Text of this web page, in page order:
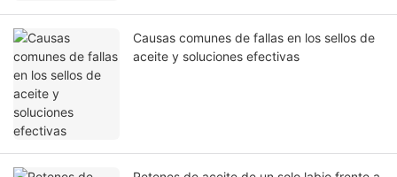
Causas comunes de fallas en los sellos de
aceite y soluciones efectivas